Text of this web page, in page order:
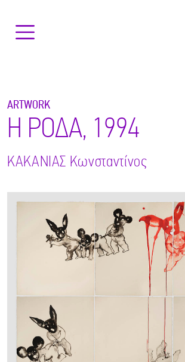
ARTWORK
Η ΡΟΔΑ, 1994
ΚΑΚΑΝΙΑΣ Κωνσταντίνος